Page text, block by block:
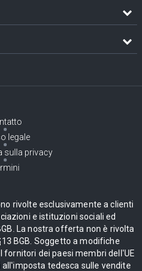
legale
sulla privacy
rivolte esclusivamente a clienti
e istituzioni sociali ed
La nostra offerta non è rivolta
BGB. Soggetto a modifiche
fornitori dei paesi membri dell'UE
tedesca sulle vendite